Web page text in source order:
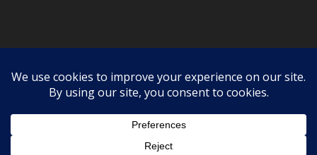
Datenschutzerklärung
stimmst du der Verwendung von Cookies zu.